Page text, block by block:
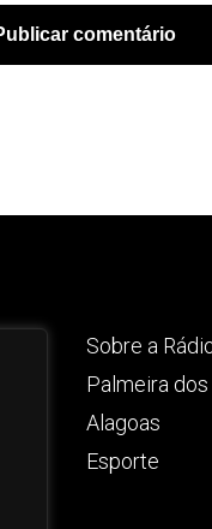
Sobre a
Palmeira
Alagoas
Esporte